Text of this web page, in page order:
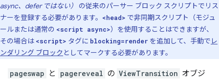
async、defer ではない）
の従来のパーサー ブロック スクリプトでリス
ナーを登録する必要があります。
<head> で非同期スクリプト（モジュ
ールまたは通常の <script async>）を使用することはできますが、
その場合は <script> タグに blocking=render を追加して、手動で レ
ンダリング ブロック としてマークする必要があります。
pageswap と pagereveal の ViewTransition オブジ